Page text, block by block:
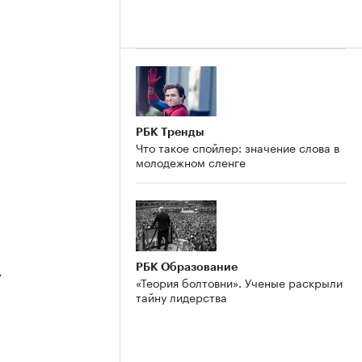
РБК Тренды
Что такое спойлер: значение слова в
молодежном сленге
РБК Образование
«Теория болтовни». Ученые раскрыли
тайну лидерства